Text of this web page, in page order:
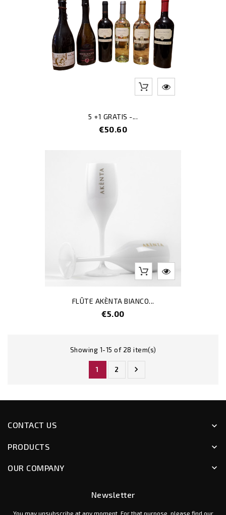
5 +1 GRATIS -...
Price
€50.60
FLÛTE AKÈNTA BIANCO...
Price
€5.00
Showing 1-15 of 28 item(s)
1 2 
CONTACT US keyboard_arrow_down
PRODUCTS keyboard_arrow_down
OUR COMPANY keyboard_arrow_down
Newsletter
You may unsubscribe at any moment. For that purpose, please find our